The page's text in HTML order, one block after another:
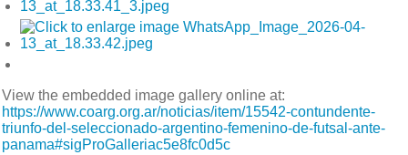
View the embedded image gallery online at:
https://www.coarg.org.ar/noticias/item/15542-contundente-
triunfo-del-seleccionado-argentino-femenino-de-futsal-ante-
panama#sigProGalleriac5e8fc0d5c